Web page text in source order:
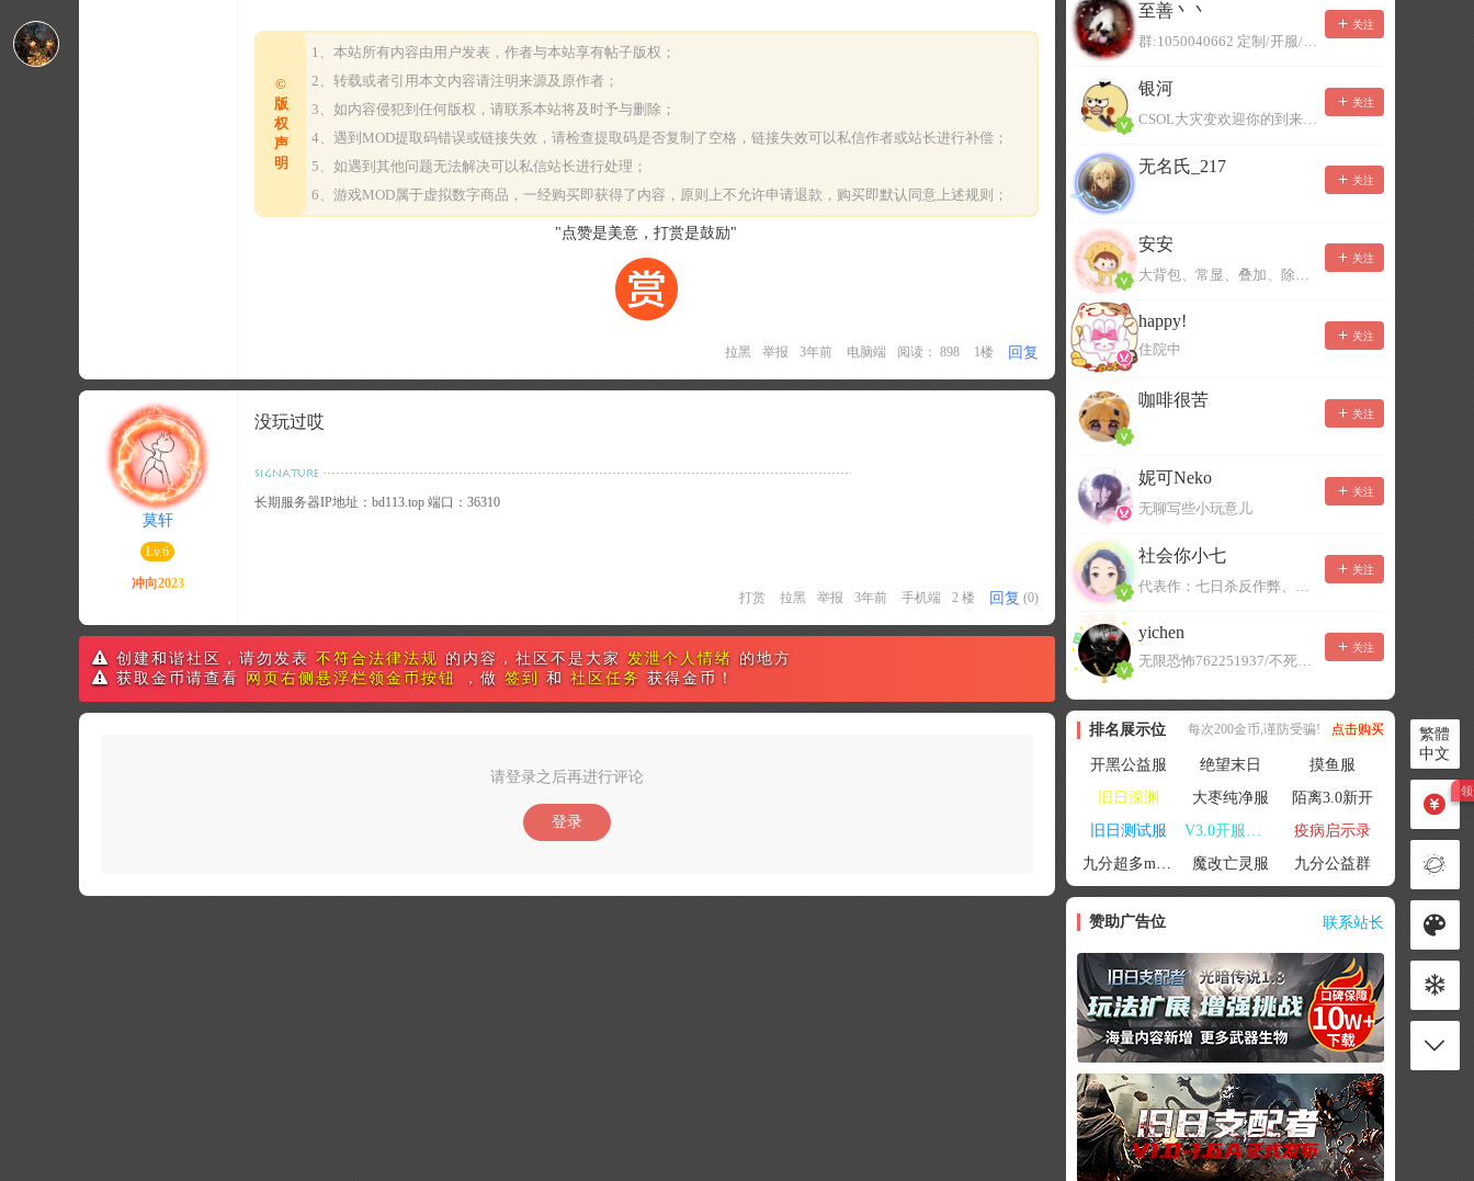
©
版
权
声
明
1、本站所有内容由用户发表，作者与本站享有帖子版权；
2、转载或者引用本文内容请注明来源及原作者；
3、如内容侵犯到任何版权，请联系本站将及时予与删除；
4、遇到MOD提取码错误或链接失效，请检查提取码是否复制了空格，链接失效可以私信作者或站长进行补偿；
5、如遇到其他问题无法解决可以私信站长进行处理；
6、游戏MOD属于虚拟数字商品，一经购买即获得了内容，原则上不允许申请退款，购买即默认同意上述规则；
"点赞是美意，打赏是鼓励"
拉黑 举报 3年前 电脑端 阅读： 898 1楼 回复
莫轩
Lv.6
没玩过哎
长期服务器IP地址：bd113.top 端口：36310
打赏 拉黑 举报 3年前 手机端 2 楼 回复 (0)
创建和谐社区，请勿发表 不符合法律法规 的内容，社区不是大家 发泄个人情绪 的地方
获取金币请查看
网页右侧悬浮栏领金币按钮 ，做 签到 和 社区任务 获得金币！
请登录之后再进行评论
登录
至善丶丶
群:1050040662 定制/开服/地图制作/价格公道
关注
银河
CSOL大灾变欢迎你的到来。QQ群：967780922
关注
无名氏_217
关注
安安
大背包、常显、叠加、除草树，唯一作者QQ383125283
关注
happy!
住院中
关注
咖啡很苦
关注
妮可Neko
无聊写些小玩意儿
关注
社会你小七
代表作：七日杀反作弊、七日杀云黑、七日杀BOT、七日杀云商城
关注
yichen
无限恐怖762251937/不死者末日1080207504
关注
排名展示位 每次200金币,谨防受骗! 点击购买
开黑公益服 绝望末日
摸鱼服
旧日深渊
大枣纯净服
陌离3.0新开
旧日测试服
V3.0开服联机
疫病启示录
九分超多mod群
魔改亡灵服 九分公益群
赞助广告位 联系站长
繁體
中文